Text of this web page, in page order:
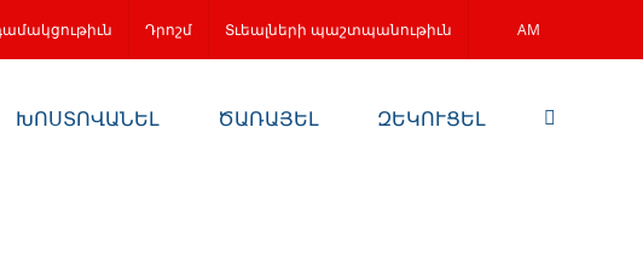
Դրոշմ Տւեալների պաշտպանութիւն AM
ԽՈՍՏՈՎԱՆԵԼ ԾԱՌԱՅԵԼ ԶԵԿՈՒՑԵԼ